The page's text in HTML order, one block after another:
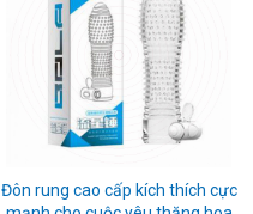
Đôn rung cao cấp kích thích cực